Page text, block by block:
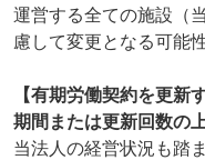
運営する全ての施設（
慮して変更となる可能性
【有期労働契約を更新
期間または更新回数の
当法人の経営状況も踏